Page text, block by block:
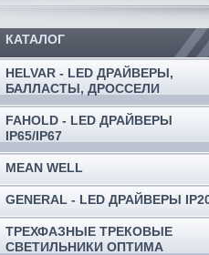
КАТАЛОГ
HELVAR - LED ДРАЙВЕРЫ,
БАЛЛАСТЫ, ДРОССЕЛИ
FAHOLD - LED ДРАЙВЕРЫ
IP65/IP67
MEAN WELL
GENERAL - LED ДРАЙВЕРЫ
ТРЕХФАЗНЫЕ ТРЕКОВЫЕ
СВЕТИЛЬНИКИ ОПТИМА